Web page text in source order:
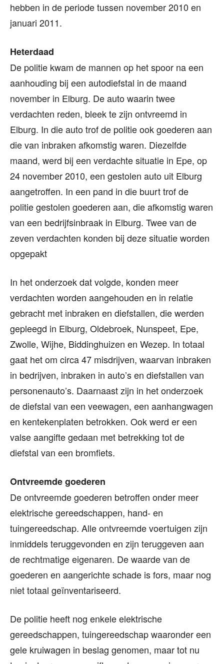
hebben in de periode tussen november 2010 en
januari 2011.
Heterdaad
De politie kwam de mannen op het spoor na een
aanhouding bij een autodiefstal in de maand
november in Elburg. De auto waarin twee
verdachten reden, bleek te zijn ontvreemd in
Elburg. In die auto trof de politie ook goederen aan
die van inbraken afkomstig waren. Diezelfde
maand, werd bij een verdachte situatie in Epe, op
24 november 2010, een gestolen auto uit Elburg
aangetroffen. In een pand in die buurt trof de
politie gestolen goederen aan, die afkomstig waren
van een bedrijfsinbraak in Elburg. Twee van de
zeven verdachten konden bij deze situatie worden
opgepakt
In het onderzoek dat volgde, konden meer
verdachten worden aangehouden en in relatie
gebracht met inbraken en diefstallen, die werden
gepleegd in Elburg, Oldebroek, Nunspeet, Epe,
Zwolle, Wijhe, Biddinghuizen en Wezep. In totaal
gaat het om circa 47 misdrijven, waarvan inbraken
in bedrijven, inbraken in auto’s en diefstallen van
personenauto’s. Daarnaast zijn in het onderzoek
de diefstal van een veewagen, een aanhangwagen
en kentekenplaten betrokken. Ook werd er een
valse aangifte gedaan met betrekking tot de
diefstal van een bromfiets.
Ontvreemde goederen
De ontvreemde goederen betroffen onder meer
elektrische gereedschappen, hand- en
tuingereedschap. Alle ontvreemde voertuigen zijn
inmiddels teruggevonden en zijn teruggeven aan
de rechtmatige eigenaren. De waarde van de
goederen en aangerichte schade is fors, maar nog
niet totaal geïnventariseerd.
De politie heeft nog enkele elektrische
gereedschappen, tuingereedschap waaronder een
gele kruiwagen in beslag genomen, maar tot nu